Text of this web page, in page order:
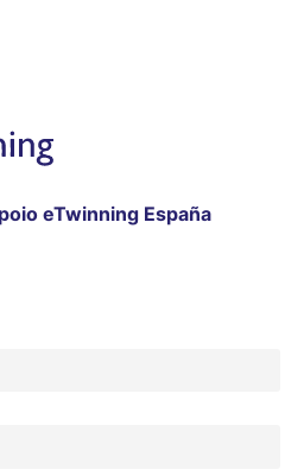
eTwinning España